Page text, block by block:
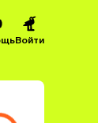
Войти